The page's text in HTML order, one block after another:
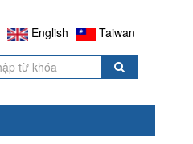
English Taiwan